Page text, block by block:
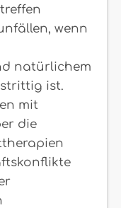
wenn
natürlichem
strittig ist.
mit
die